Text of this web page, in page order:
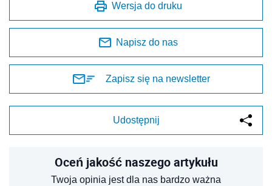
Wersja do druku
Napisz do nas
Zapisz się na newsletter
Udostępnij
Oceń jakość naszego artykułu
Twoja opinia jest dla nas bardzo ważna